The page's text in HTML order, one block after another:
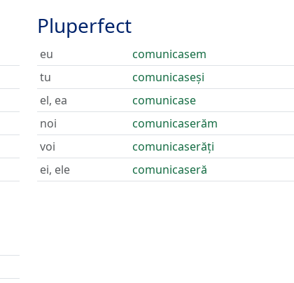
Pluperfect
eu
comunicasem
tu
comunicaseși
el, ea
comunicase
noi
comunicaserăm
voi
comunicaserăți
ei, ele
comunicaseră